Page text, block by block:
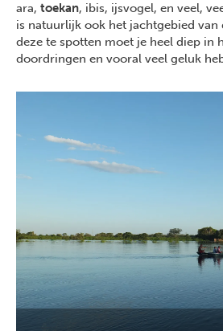
ara, toekan, ibis, ijsvogel, en veel,
is natuurlijk ook het jachtgebied van
deze te spotten moet je heel diep in
doordringen en vooral veel geluk